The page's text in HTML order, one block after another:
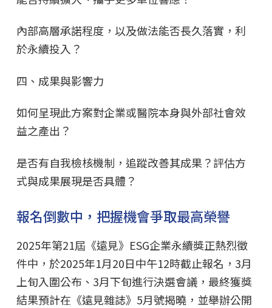
內部高層承諾程度，以及做法能否長久落實，利
於永續投入？
四、成果與影響力
如何呈現此方案對企業或醫院本身與外部社會效
益之產出？
是否有自我檢核機制，追蹤改善其成果？評估方
式與成果展現是否具體？
報名倒數中，把握機會爭取最高榮譽
2025年第21屆《遠見》ESG企業永續獎正熱烈徵
件中，於2025年1月20日中午12時截止報名，3月
上旬入圍公布、3月下旬進行決選會議，最終獲獎
結果預計在《遠見雜誌》5月號揭曉，並舉辦公開